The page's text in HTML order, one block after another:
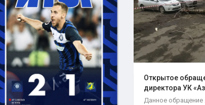
Открытое
директора УК
Елены..
Данное обращение